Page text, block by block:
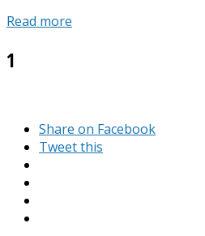
Read more
1
Share on Facebook
Tweet this